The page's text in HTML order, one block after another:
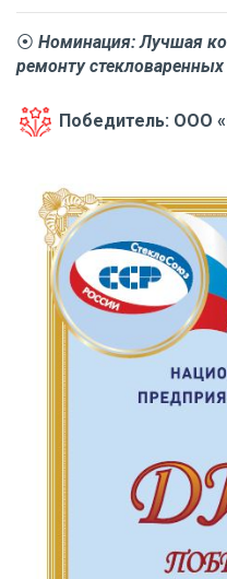
⦿ Номинация: Лучшая
ремонту стекловаренных
Победитель: ООО